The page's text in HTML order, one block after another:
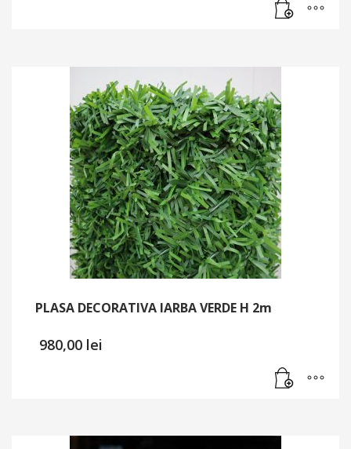
PLASA DECORATIVA IARBA VERDE H 2m
980,00 lei